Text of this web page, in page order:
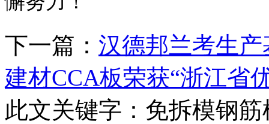
下一篇： 汉德邦兰考生
建材CCA板荣获“浙江省
此文关键字： 免拆模钢